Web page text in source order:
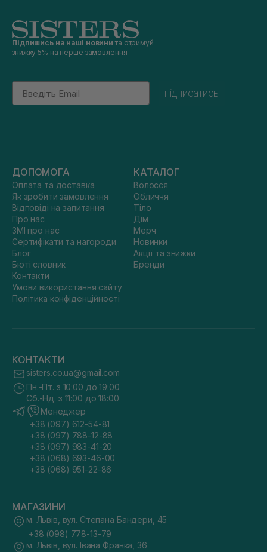
Підпишись на наші новини та отримуй
знижку 5% на перше замовлення
Email
підписатись
ДОПОМОГА
Оплата та доставка
Як зробити замовлення
Відповіді на запитання
Про нас
ЗМІ про нас
Сертифікати та нагороди
Блог
Бюті словник
Контакти
Умови використання сайту
Політика конфіденційності
КАТАЛОГ
Волосся
Обличчя
Тіло
Дім
Мерч
Новинки
Акції та знижки
Бренди
КОНТАКТИ
sisters.co.ua@gmail.com
Пн.-Пт. з 10:00 до 19:00
Сб.-Нд. з 11:00 до 18:00
Менеджер
+38 (097) 612-54-81
+38 (097) 788-12-88
+38 (097) 983-41-20
+38 (068) 693-46-00
+38 (068) 951-22-86
МАГАЗИНИ
м. Львів, вул. Степана Бандери, 45
+38 (098) 778-13-79
м. Львів, вул. Івана Франка, 36